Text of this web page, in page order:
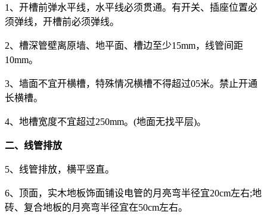
1、开槽前弹水平线，水平线必须贯通。有开关、插座位置必
须弹线，开槽前必须弹线。
2、槽深管壁离原墙、地平面、槽边至少15mm，线管间距
10mm。
3、墙面不宜开横槽，特殊情况横槽不得超过05米。禁止开通
长横槽。
4、地槽宽度不宜超过250mm。(地面无找平层)。
二、线管排放
5、线管排放，横平竖直。
6、顶面，实木地板饰面铺设电管的月亮弯半径宜20cm左右;地
砖、复合地板的月亮弯半径宜在50cm左右。